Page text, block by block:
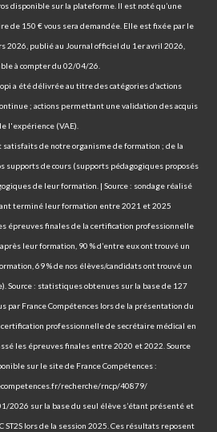
disponible sur la plateforme. Il est noté qu’une
de 150 € vous sera demandée. Elle est fixée par le
2026, publié au Journal officiel du 1er avril 2026,
à compter du 02/04/26.
a été délivrée au titre des catégories d’actions
; actions permettant une validation des acquis
l'expérience (VAE).
satisfaits de notre organisme de formation ; de la
supports de cours (supports pédagogiques proposés
de leur formation. | Source : sondage réalisé
terminé leur formation entre 2021 et 2025
épreuves finales de la certification professionnelle
leur formation, 90 % d’entre eux ont trouvé un
69 % de nos élèves/candidats ont trouvé un
Source : statistiques obtenues sur la base de 127
par France Compétences lors de la présentation du
professionnelle de secrétaire médical en
les épreuves finales entre 2020 et 2022. Source
sur le site de France Compétences :
recherche/rncp/40879/
2026 sur la base du seul élève s’étant présenté et
ST2S lors de la session 2025. Ces résultats reposent